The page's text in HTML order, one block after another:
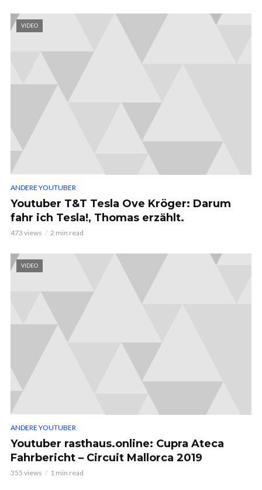
VIDEO
ANDERE YOUTUBER
Youtuber T&T Tesla Ove Kröger: Darum
fahr ich Tesla!, Thomas erzählt.
473 views 2 min read
VIDEO
ANDERE YOUTUBER
Youtuber rasthaus.online: Cupra Ateca
Fahrbericht – Circuit Mallorca 2019
355 views 1 min read